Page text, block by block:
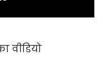
वीडियो